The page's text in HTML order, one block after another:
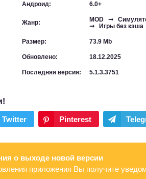
Андроид: 6.0+
Жанр:
MOD ➞
➞ Игры без кэша
Размер: 73.9 Mb
Обновлено: 18.12.2025
Последняя версия: 5.1.3.3751
о выходе новой версии
приложения Вы получите